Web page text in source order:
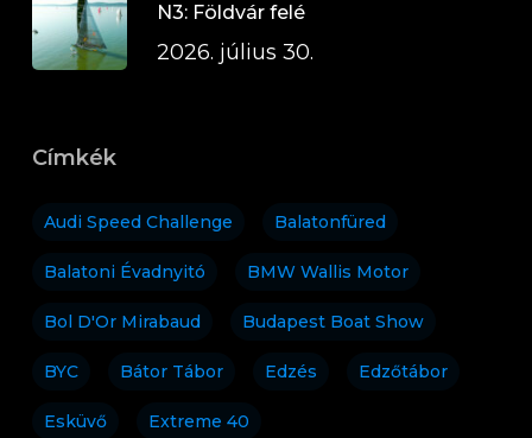
N3: Földvár felé
2026. július 30.
Címkék
Audi Speed Challenge Balatonfüred
Balatoni Évadnyitó BMW Wallis Motor
Bol D'Or Mirabaud Budapest Boat Show
BYC Bátor Tábor Edzés Edzőtábor
Esküvő Extreme 40